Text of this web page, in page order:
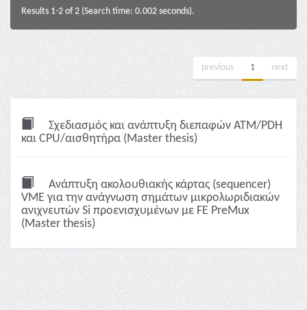
Results 1-2 of 2 (Search time: 0.002 seconds).
previous 1 next
Σχεδιασμός και ανάπτυξη διεπαφών ΑΤΜ/ΡDΗ
και CPU/αισθητήρα (Master thesis)
Ανάπτυξη ακολουθιακής κάρτας (sequencer)
VME για την ανάγνωση σημάτων μικρολωριδιακών
ανιχνευτών Si προενισχυμένων με FE PreMux
(Master thesis)